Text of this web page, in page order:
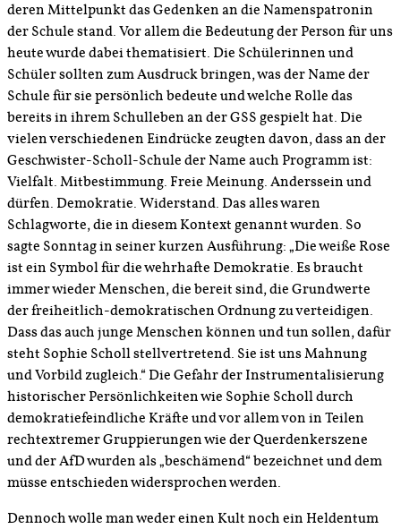
deren Mittelpunkt das Gedenken an die Namenspatronin
der Schule stand. Vor allem die Bedeutung der Person für uns
heute wurde dabei thematisiert. Die Schülerinnen und
Schüler sollten zum Ausdruck bringen, was der Name der
Schule für sie persönlich bedeute und welche Rolle das
bereits in ihrem Schulleben an der GSS gespielt hat. Die
vielen verschiedenen Eindrücke zeugten davon, dass an der
Geschwister-Scholl-Schule der Name auch Programm ist:
Vielfalt. Mitbestimmung. Freie Meinung. Anderssein und
dürfen. Demokratie. Widerstand. Das alles waren
Schlagworte, die in diesem Kontext genannt wurden. So
sagte Sonntag in seiner kurzen Ausführung: „Die weiße Rose
ist ein Symbol für die wehrhafte Demokratie. Es braucht
immer wieder Menschen, die bereit sind, die Grundwerte
der freiheitlich-demokratischen Ordnung zu verteidigen.
Dass das auch junge Menschen können und tun sollen, dafür
steht Sophie Scholl stellvertretend. Sie ist uns Mahnung
und Vorbild zugleich.“ Die Gefahr der Instrumentalisierung
historischer Persönlichkeiten wie Sophie Scholl durch
demokratiefeindliche Kräfte und vor allem von in Teilen
rechtextremer Gruppierungen wie der Querdenkerszene
und der AfD wurden als „beschämend“ bezeichnet und dem
müsse entschieden widersprochen werden.
Dennoch wolle man weder einen Kult noch ein Heldentum